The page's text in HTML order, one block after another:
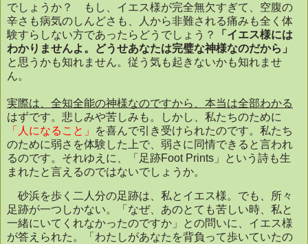
でしょうか？ もし、イエス様が完全無欠すぎて、空腹の
辛さも病気のしんどさも、人から非難される痛みも全く体
験すらしない方であったらどうでしょう？
「イエス様には
わかりませんよ。どうせあなたは完璧な神様なのだから」
と思うかも知れません。従う気も起きないかも知れませ
ん。
実際は、全知全能の神様なのですから、本当は全部わかる
はずです。悲しみや苦しみも。しかし、私たちのために
「人になること」
を喜んで引き受けられたのです。私たち
のために弱さを体験した上で、弱さに同情できると言われ
るのです。それゆえに、「足跡Foot Prints 」という詩も生
まれたと言えるのではないでしょうか。
砂浜を歩く二人分の足跡は、私とイエス様。でも、所々
足跡が一つしかない。「なぜ、あのとても苦しい時、私と
一緒にいてくれなかったのですか」との問いに、イエス様
が答えられた。「わたしがあなたを背負って歩いていたの